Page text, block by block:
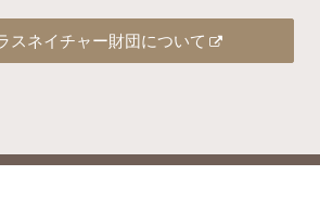
スネイチャー財団について